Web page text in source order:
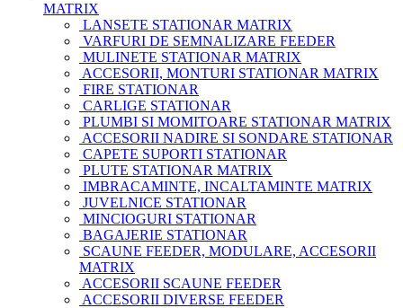
MATRIX
LANSETE STATIONAR MATRIX
VARFURI DE SEMNALIZARE FEEDER
MULINETE STATIONAR MATRIX
ACCESORII, MONTURI STATIONAR MATRIX
FIRE STATIONAR
CARLIGE STATIONAR
PLUMBI SI MOMITOARE STATIONAR MATRIX
ACCESORII NADIRE SI SONDARE STATIONAR
CAPETE SUPORTI STATIONAR
PLUTE STATIONAR MATRIX
IMBRACAMINTE, INCALTAMINTE MATRIX
JUVELNICE STATIONAR
MINCIOGURI STATIONAR
BAGAJERIE STATIONAR
SCAUNE FEEDER, MODULARE, ACCESORII
MATRIX
ACCESORII SCAUNE FEEDER
ACCESORII DIVERSE FEEDER